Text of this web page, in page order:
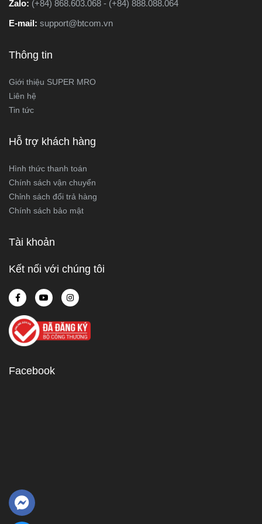
Zalo: (+84) 868.603.068 - (+84) 888.088.064
E-mail: support@btcom.vn
Thông tin
Giới thiệu SUPER MRO
Liên hệ
Tin tức
Hỗ trợ khách hàng
Hình thức thanh toán
Chính sách vận chuyển
Chỉnh sách đổi trả hàng
Chính sách bảo mật
Tài khoản
Kết nối với chúng tôi
Facebook